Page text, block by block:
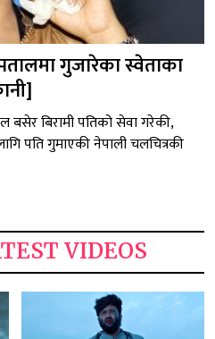
गुजारेका स्वेताका
बसेर बिरामी पतिको सेवा गरेकी,
पति गुमाएकी नेपाली चलचित्रकी
VIDEOS